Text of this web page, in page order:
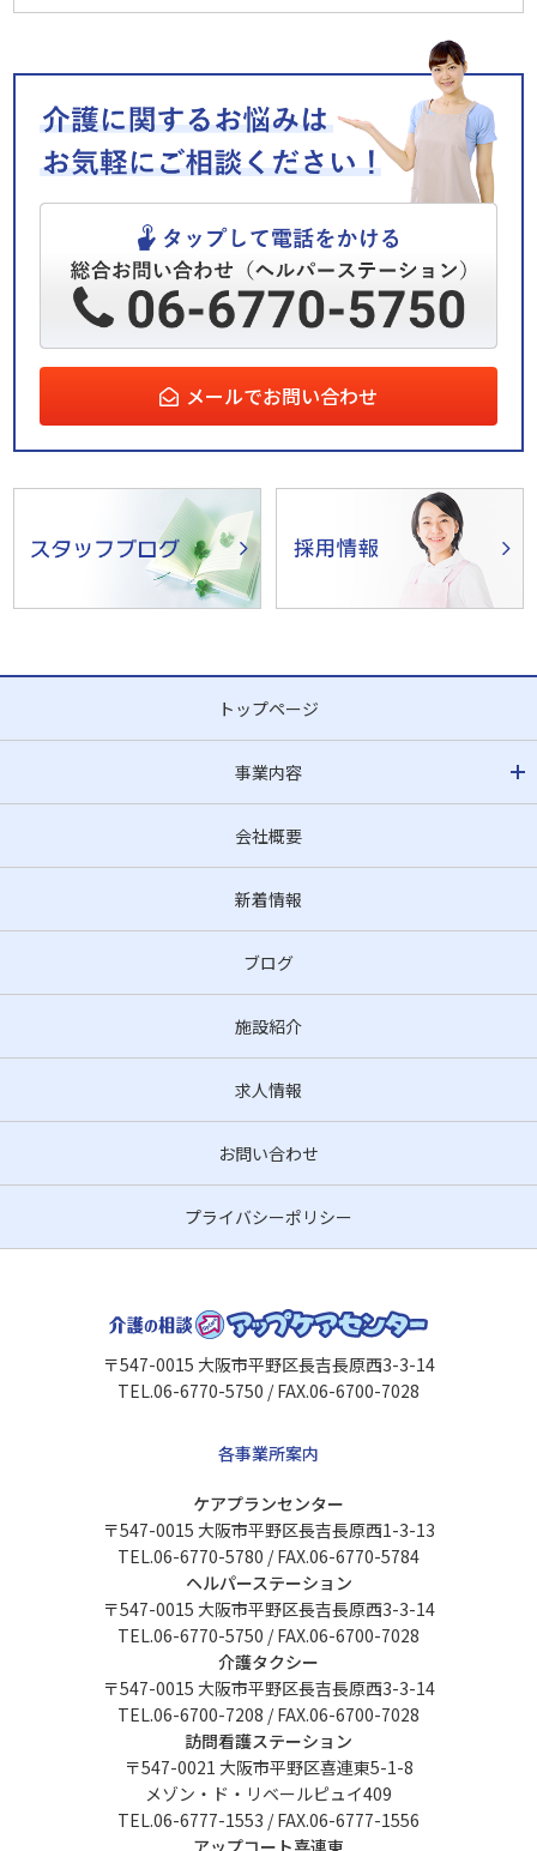
メールでお問い合わせ
トップページ
事業内容
会社概要
新着情報
ブログ
施設紹介
求人情報
お問い合わせ
プライバシーポリシー
〒547-0015 大阪市平野区長吉長原西3-3-14
TEL.06-6770-5750 / FAX.06-6700-7028
各事業所案内
ケアプランセンター
〒547-0015 大阪市平野区長吉長原西1-3-13
TEL.06-6770-5780 / FAX.06-6770-5784
ヘルパーステーション
〒547-0015 大阪市平野区長吉長原西3-3-14
TEL.06-6770-5750 / FAX.06-6700-7028
介護タクシー
〒547-0015 大阪市平野区長吉長原西3-3-14
TEL.06-6700-7208 / FAX.06-6700-7028
訪問看護ステーション
〒547-0021 大阪市平野区喜連東5-1-8
メゾン・ド・リベールピュイ409
TEL.06-6777-1553 / FAX.06-6777-1556
アップコート喜連東